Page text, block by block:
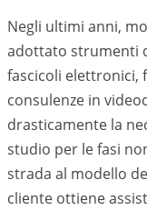
Negli ultimi anni,
adottato strumenti
fascicoli elettronici,
consulenze in
drasticamente la
studio per le fasi
strada al modello
cliente ottiene